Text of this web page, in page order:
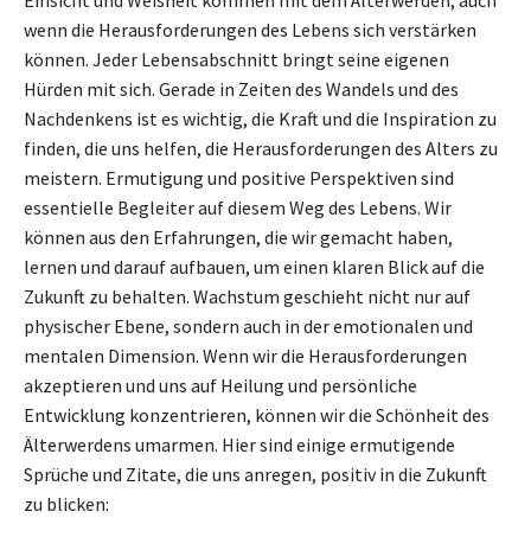
wenn die Herausforderungen des Lebens sich verstärken
können. Jeder Lebensabschnitt bringt seine eigenen
Hürden mit sich. Gerade in Zeiten des Wandels und des
Nachdenkens ist es wichtig, die Kraft und die Inspiration zu
finden, die uns helfen, die Herausforderungen des Alters zu
meistern. Ermutigung und positive Perspektiven sind
essentielle Begleiter auf diesem Weg des Lebens. Wir
können aus den Erfahrungen, die wir gemacht haben,
lernen und darauf aufbauen, um einen klaren Blick auf die
Zukunft zu behalten. Wachstum geschieht nicht nur auf
physischer Ebene, sondern auch in der emotionalen und
mentalen Dimension. Wenn wir die Herausforderungen
akzeptieren und uns auf Heilung und persönliche
Entwicklung konzentrieren, können wir die Schönheit des
Älterwerdens umarmen. Hier sind einige ermutigende
Sprüche und Zitate, die uns anregen, positiv in die Zukunft
zu blicken: